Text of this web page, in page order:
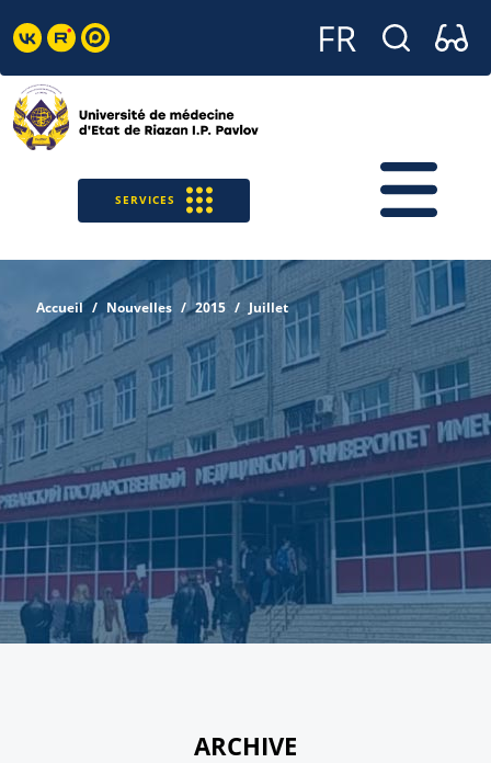
SERVICES
Accueil Nouvelles 2015 Juillet
ARCHIVE